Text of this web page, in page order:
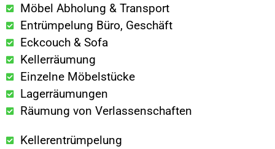
Möbel Abholung & Transport
Entrümpelung Büro, Geschäft
Eckcouch & Sofa
Kellerräumung
Einzelne Möbelstücke
Lagerräumungen
Räumung von Verlassenschaften
Kellerentrümpelung